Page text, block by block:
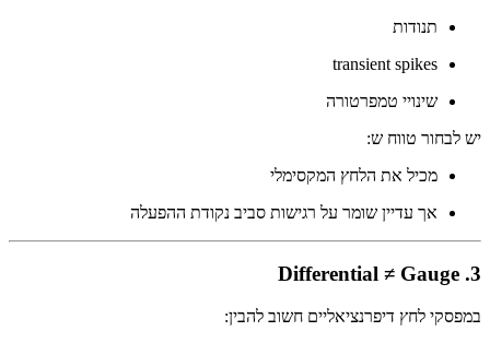
תנודות
transient spikes
שינויי טמפרטורה
יש לבחור טווח ש:
מכיל את הלחץ המקסימלי
אך עדיין שומר על רגישות סביב נקודת ההפעלה
3. Differential ≠ Gauge
במפסקי לחץ דיפרנציאליים חשוב להבין: